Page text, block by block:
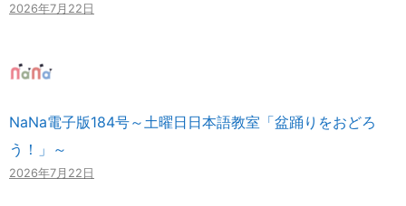
2026年7月22日
NaNa電子版184号～土曜日日本語教室「盆踊りをおどろ
う！」～
2026年7月22日